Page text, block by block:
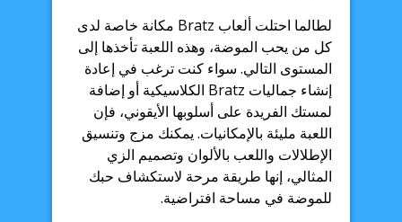
لطالما احتلت ألعاب Bratz مكانة خاصة لدى
كل من يحب الموضة، وهذه اللعبة تأخذها إلى
المستوى التالي. سواء كنت ترغب في إعادة
إنشاء جماليات Bratz الكلاسيكية أو إضافة
لمستك الفريدة على أسلوبها الأيقوني، فإن
اللعبة مليئة بالإمكانيات. يمكنك مزج وتنسيق
الإطلالات واللعب بالألوان وتصميم الزي
المثالي، إنها طريقة مرحة لاستكشاف حبك
للموضة في مساحة افتراضية.